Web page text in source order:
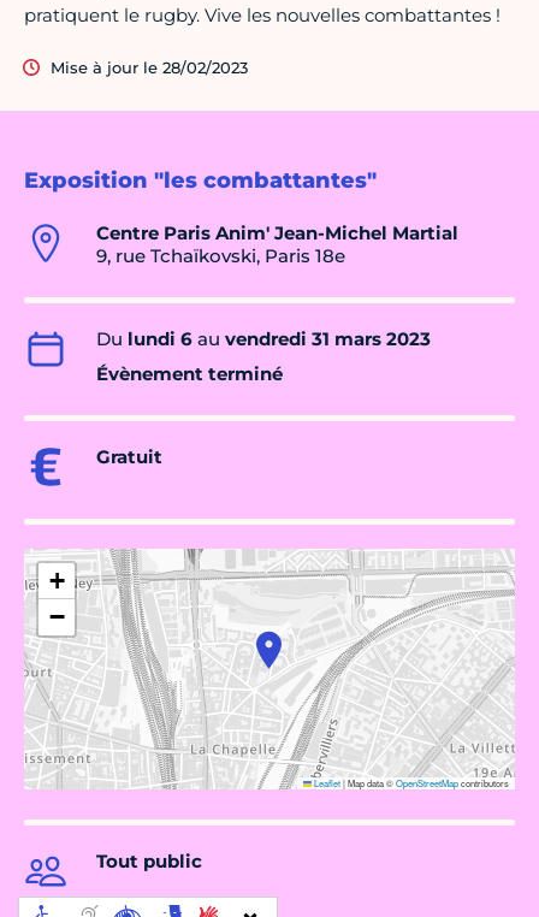
Exposition "les combattantes"
Centre Paris Anim' Jean-Michel Martial
9, rue Tchaïkovski, Paris 18e
Du lundi 6 au vendredi 31 mars 2023
Évènement terminé
Gratuit
+
−
Leaflet|Map data ©OpenStreetMapcontributors
Tout public
pratiquent le rugby. Vive les nouvelles combattantes !
Mise à jour le 28/02/2023